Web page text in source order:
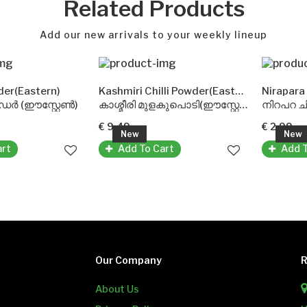
Related Products
Add our new arrivals to your weekly lineup
(ഈസ്റ്റേൺ)
Kashmiri Chilli Powder(Eastern)
കാശ്മീരി മുളകുപൊടി(ഈസ്റ്റേൺ)
€ 9.49
Add To Cart
Nirapara
നിറപറ
€ 2.99
Add To
Our Company
About Us